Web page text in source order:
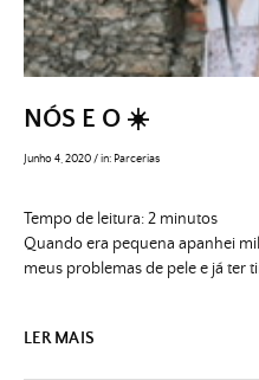
NÓS E O ☀️
Junho 4, 2020/in: Parcerias
Tempo de leitura:2 minutos
Quando era pequena apanhei
meus problemas de pele e já ter
LER MAIS